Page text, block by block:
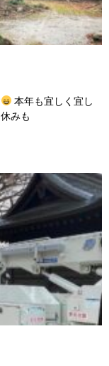
本年も宜しく宜し
みも